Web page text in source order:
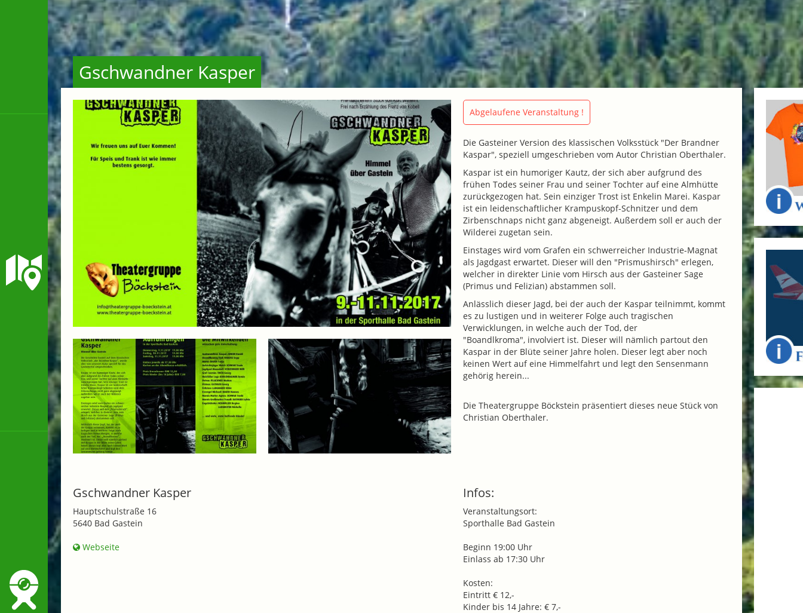
Gschwandner Kasper
Abgelaufene Veranstaltung !
Die Gasteiner Version des klassischen Volksstück "Der Brandner
Kaspar", speziell umgeschrieben vom Autor Christian Oberthaler.
Kaspar ist ein humoriger Kautz, der sich aber aufgrund des
frühen Todes seiner Frau und seiner Tochter auf eine Almhütte
zurückgezogen hat. Sein einziger Trost ist Enkelin Marei. Kaspar
ist ein leidenschaft­licher Krampuskopf-Schnitzer und dem
Zirbenschnaps nicht ganz abgeneigt. Außerdem soll er auch der
Wilderei zugetan sein.
Einstages wird vom Grafen ein schwer­reicher Industrie-Magnat
als Jagdgast erwartet. Dieser will den "Prismushirsch" erlegen,
welcher in direkter Linie vom Hirsch aus der Gasteiner Sage
(Primus und Felizian) abstammen soll.
Anlässlich dieser Jagd, bei der auch der Kaspar teilnimmt, kommt
es zu lustigen und in weiterer Folge auch tragischen
Verwicklungen, in welche auch der Tod, der
"Boandlkroma", involviert ist. Dieser will nämlich partout den
Kaspar in der Blüte seiner Jahre holen. Dieser legt aber noch
keinen Wert auf eine Himmelfahrt und legt den Sensenmann
gehörig herein...
Die Theatergruppe Böckstein präsentiert dieses neue Stück von
Christian Oberthaler.
Gschwandner Kasper
Hauptschulstraße 16
5640 Bad Gastein
Webseite
Infos:
Veranstaltungsort:
Sporthalle Bad Gastein
Beginn 19:00 Uhr
Einlass ab 17:30 Uhr
Kosten:
Eintritt € 12,-
Kinder bis 14 Jahre: € 7,-